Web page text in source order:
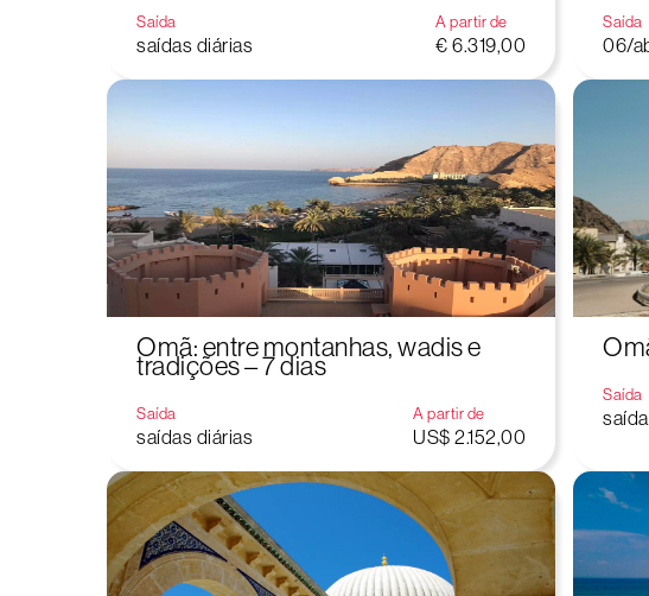
Saída
saídas diárias
A partir de
€ 6.319,00
Saída
06/
Omã: entre montanhas, wadis e
tradições – 7 dias
Saída
saídas diárias
A partir de
US$ 2.152,00
Saída